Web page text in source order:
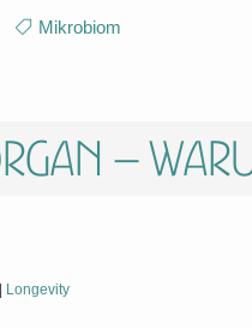
Mikrobiom
–
| Longevity